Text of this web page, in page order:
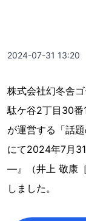
2024-07-31 13:20
株式会社幻冬舎
駄ケ谷2丁目30番
が運営する「話
にて2024年7月
—』（井上 敬康
しました。